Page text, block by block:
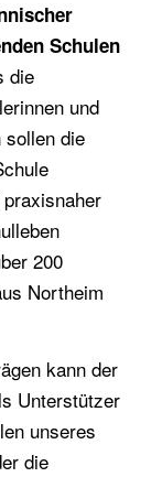
Schulen
die
und
die
200
Northeim
kann der
Unterstützer
unseres
die